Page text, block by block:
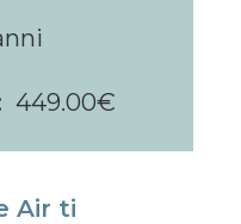
449.00€
Air ti